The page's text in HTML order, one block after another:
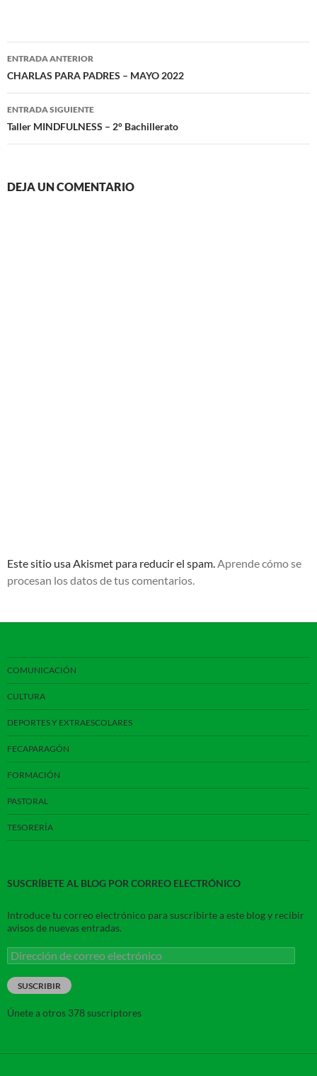
Navegación
de
entradas
ENTRADA ANTERIOR
CHARLAS PARA PADRES – MAYO 2022
ENTRADA SIGUIENTE
Taller MINDFULNESS – 2° Bachillerato
DEJA UN COMENTARIO
Este sitio usa Akismet para reducir el spam. Aprende cómo se
procesan los datos de tus comentarios.
COMUNICACIÓN
CULTURA
DEPORTES Y EXTRAESCOLARES
FECAPARAGÓN
FORMACIÓN
PASTORAL
TESORERÍA
SUSCRÍBETE AL BLOG POR CORREO ELECTRÓNICO
Introduce tu correo electrónico para suscribirte a este blog y recibir
avisos de nuevas entradas.
Dirección
de
correo
electrónico
SUSCRIBIR
Únete a otros 378 suscriptores